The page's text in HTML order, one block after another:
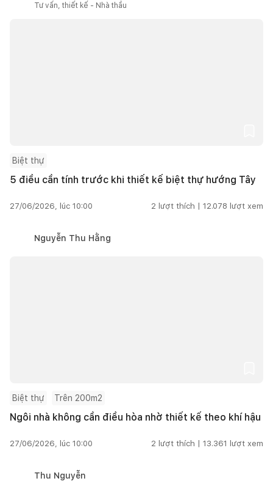
Tư vấn, thiết kế - Nhà thầu
Biệt thự
5 điều cần tính trước khi thiết kế biệt thự hướng Tây
27/06/2026, lúc 10:00 2 lượt thích | 12.078 lượt xem
Nguyễn Thu Hằng
Biệt thự Trên 200m2
Ngôi nhà không cần điều hòa nhờ thiết kế theo khí hậu
27/06/2026, lúc 10:00 2 lượt thích | 13.361 lượt xem
Thu Nguyễn